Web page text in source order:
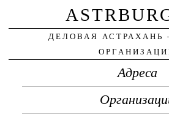
ДЕЛОВАЯ АСТРАХАНЬ
Адреса